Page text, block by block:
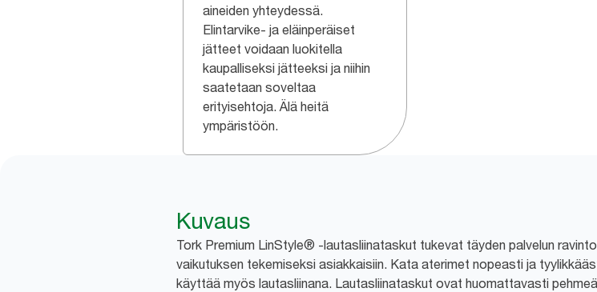
aineiden yhteydessä.
Elintarvike- ja eläinperäiset
jätteet voidaan luokitella
kaupalliseksi jätteeksi ja niihin
saatetaan soveltaa
erityisehtoja. Älä heitä
ympäristöön.
Kuvaus
Tork Premium LinStyle® -lautasliinataskut tukevat täyden palvelun
vaikutuksen tekemiseksi asiakkaisiin. Kata aterimet nopeasti ja
käyttää myös lautasliinana. Lautasliinataskut ovat huomattavasti